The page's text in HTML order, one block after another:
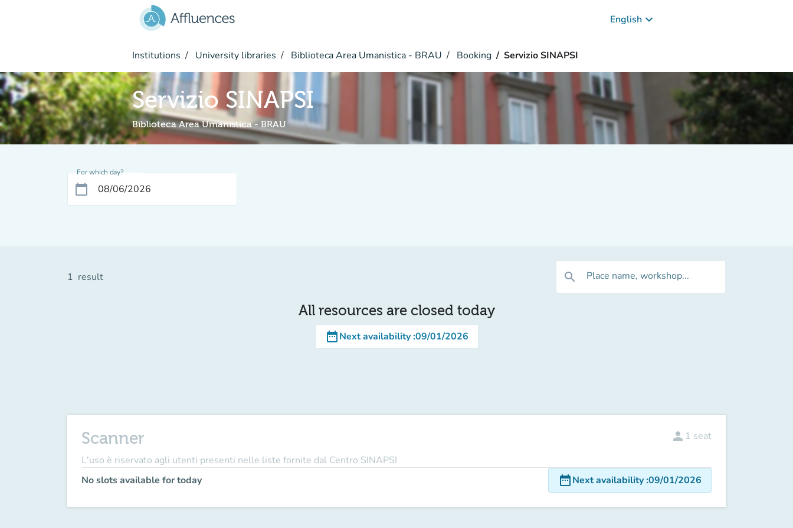
English keyboard_arrow_down
Institutions University libraries Biblioteca Area Umanistica - BRAU Booking Servizio SINAPSI
Servizio SINAPSI
Biblioteca Area Umanistica - BRAU
For which day?
calendar_today
1 result search Place name, workshop...
All resources are closed today
date_rangeNext availability:09/01/2026
Scanner
L'uso è riservato agli utenti presenti nelle liste fornite dal Centro SINAPSI
person 1 seat
No slots available for today date_rangeNext availability:09/01/2026